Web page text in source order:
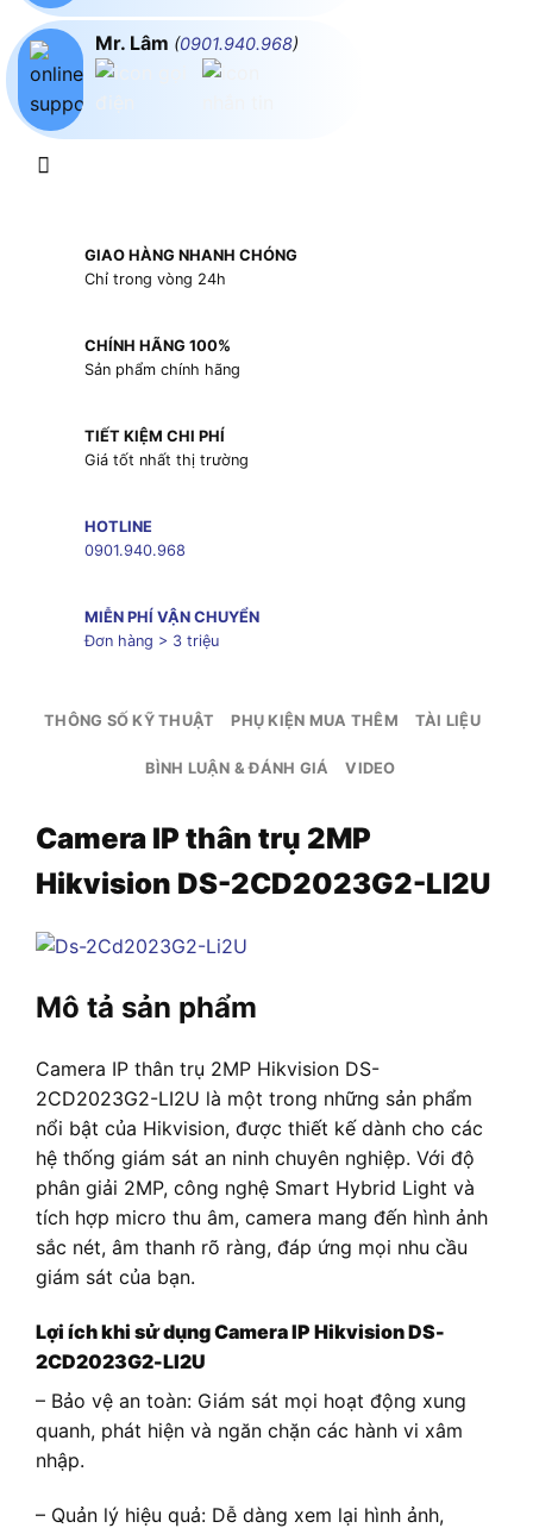
Mr. Lâm (0901.940.968)
GIAO HÀNG NHANH CHÓNG
Chỉ trong vòng 24h
CHÍNH HÃNG 100%
Sản phẩm chính hãng
TIẾT KIỆM CHI PHÍ
Giá tốt nhất thị trường
HOTLINE
0901.940.968
MIỄN PHÍ VẬN CHUYỂN
Đơn hàng > 3 triệu
THÔNG SỐ KỸ THUẬT PHỤ KIỆN MUA THÊM TÀI LIỆU
BÌNH LUẬN & ĐÁNH GIÁ VIDEO
Camera IP thân trụ 2MP
Hikvision DS-2CD2023G2-LI2U
Mô tả sản phẩm
Camera IP thân trụ 2MP Hikvision DS-
2CD2023G2-LI2U là một trong những sản phẩm
nổi bật của Hikvision, được thiết kế dành cho các
hệ thống giám sát an ninh chuyên nghiệp. Với độ
phân giải 2MP, công nghệ Smart Hybrid Light và
tích hợp micro thu âm, camera mang đến hình ảnh
sắc nét, âm thanh rõ ràng, đáp ứng mọi nhu cầu
giám sát của bạn.
Lợi ích khi sử dụng Camera IP Hikvision DS-
2CD2023G2-LI2U
– Bảo vệ an toàn: Giám sát mọi hoạt động xung
quanh, phát hiện và ngăn chặn các hành vi xâm
nhập.
– Quản lý hiệu quả: Dễ dàng xem lại hình ảnh,